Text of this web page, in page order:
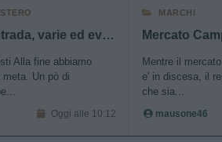
Normandia: strada, varie ed eventuali
Alla fine abbiamo
Un pò di
Oggi alle 10:12
MARCHI
Mercato
Mentre il
e' in discesa, il
che sia...
mausone46